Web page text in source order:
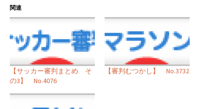
関連
【サッカー審判まとめ そ
の3】 No.4076
【審判むつかし】 No.3732